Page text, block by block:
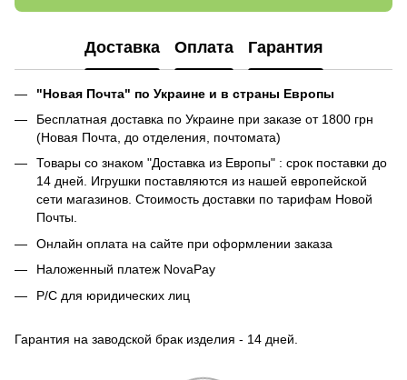
Доставка Оплата Гарантия
"Новая Почта" по Украине и в страны Европы
Бесплатная доставка по Украине при заказе от 1800 грн
(Новая Почта, до отделения, почтомата)
Товары со знаком "Доставка из Европы" : срок поставки до
14 дней. Игрушки поставляются из нашей европейской
сети магазинов. Стоимость доставки по тарифам Новой
Почты.
Онлайн оплата на сайте при оформлении заказа
Наложенный платеж NovaPay
Р/С для юридических лиц
Гарантия на заводской брак изделия - 14 дней.